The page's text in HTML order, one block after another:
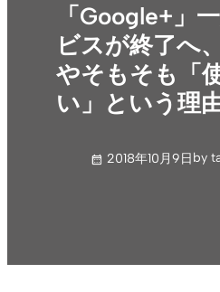
「Google+」
ビスが終了へ
やそもそも「
い」という理
2018年10月9日by